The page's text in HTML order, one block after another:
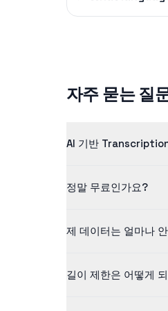
자주 묻는 질
AI 기반
정말 무료인가요?
제 데이터는 얼마나
길이 제한은 어떻게